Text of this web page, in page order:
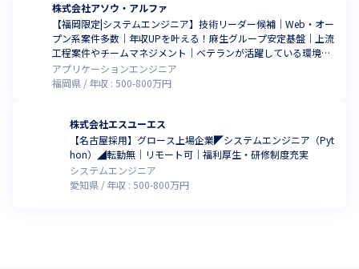
株式会社アソウ・アルファ
【福岡限定|システムエンジニア】技術リーダー候補｜Web・オー
プン系案件多数｜年収UPを叶える！麻生グループ安定基盤｜上流
工程案件やチームマネジメント｜ベテランが活躍している環境で
す
アプリケーションエンジニア
福岡県
年収 :500-800万円
株式会社エスユーエス
【名古屋採用】グロース上場企業◤システムエンジニア（Pyt
hon）◢転勤無│リモート可│福利厚生・研修制度充実
システムエンジニア
愛知県
年収 :500-800万円